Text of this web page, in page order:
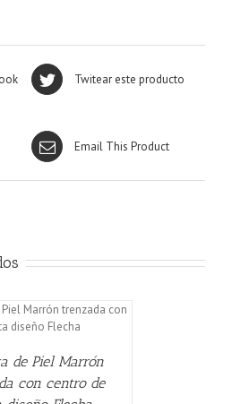
Twitear este producto
Email This Product
de Piel Marrón
con centro de